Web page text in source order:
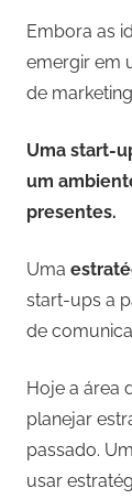
Embora as
emergir em
de
Uma start-
um
presentes.
Uma
start-ups a
de
Hoje a área
planejar
passado.
usar